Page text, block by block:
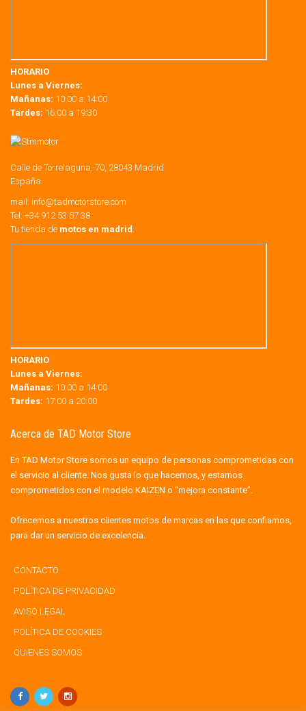
HORARIO
Lunes a Viernes:
Mañanas: 10:00 a 14:00
Tardes: 16:00 a 19:30
Calle de Torrelaguna, 70, 28043 Madrid
España.
mail: info@tadmotorstore.com
Tel: +34 912 53 57 38
Tu tienda de motos en madrid .
HORARIO
Lunes a Viernes:
Mañanas: 10:00 a 14:00
Tardes: 17:00 a 20:00
Acerca de TAD Motor Store
En TAD Motor Store somos un equipo de personas comprometidas con
el servicio al cliente. Nos gusta lo que hacemos, y estamos
comprometidos con el modelo KAIZEN o “mejora constante”.
Ofrecemos a nuestros clientes motos de marcas en las que confiamos,
para dar un servicio de excelencia.
CONTACTO
POLÍTICA DE PRIVACIDAD
AVISO LEGAL
POLÍTICA DE COOKIES
QUIENES SOMOS